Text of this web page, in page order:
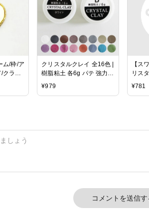
ム/枠/ア
クラフ
クリスタルクレイ 全16色 |
樹脂粘土 各6g パテ 強力接
着 スワロ アクセサリー ジ
¥979
【ス
リス
#1028
¥781
コメントを送信す